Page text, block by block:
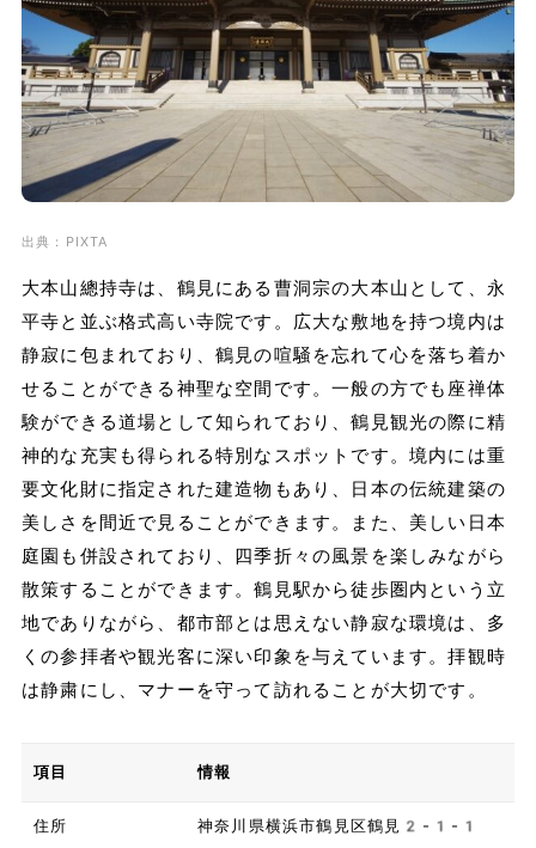
出典：PIXTA
大本山總持寺は、鶴見にある曹洞宗の大本山として、永
平寺と並ぶ格式高い寺院です。広大な敷地を持つ境内は
静寂に包まれており、鶴見の喧騒を忘れて心を落ち着か
せることができる神聖な空間です。一般の方でも座禅体
験ができる道場として知られており、鶴見観光の際に精
神的な充実も得られる特別なスポットです。境内には重
要文化財に指定された建造物もあり、日本の伝統建築の
美しさを間近で見ることができます。また、美しい日本
庭園も併設されており、四季折々の風景を楽しみながら
散策することができます。鶴見駅から徒歩圏内という立
地でありながら、都市部とは思えない静寂な環境は、多
くの参拝者や観光客に深い印象を与えています。拝観時
は静粛にし、マナーを守って訪れることが大切です。
項目 情報
住所 神奈川県横浜市鶴見区鶴見2-1-1